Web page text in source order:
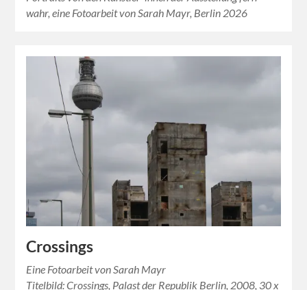
wahr, eine Fotoarbeit von Sarah Mayr, Berlin 2026
Crossings
Eine Fotoarbeit von Sarah Mayr
Titelbild: Crossings, Palast der Republik Berlin, 2008, 30 x